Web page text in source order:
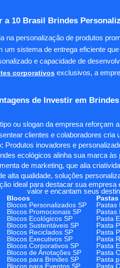
a 10 Brasil Brindes
na personalização de produtos
um sistema de entrega eficiente
e capacidade de
corporativos exclusivos, a
de Investir em
ou slogan da empresa reforçam
clientes e colaboradores cria
Produtos inovadores e
ecológicos alinha sua marca
de marketing, que alia
alta qualidade, soluções
ideal para destacar sua
valor e encantam seus
Blocos Pastas
Blocos Personalizados SP Pastas
Blocos Promocionais SP Pastas
Blocos Ecológicos SP Pasta
Blocos Sustentáveis SP Pasta
Blocos Reciclados SP Pasta
Blocos Executivos SP Pasta
Blocos Corporativos SP Pasta
Blocos de Anotações SP Pasta
Blocos para Brindes SP Pasta
Blocos para Eventos SP Pasta